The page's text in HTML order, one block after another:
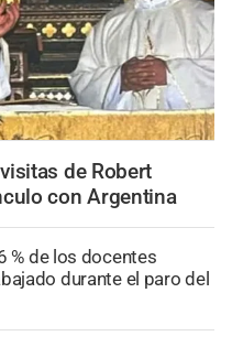
de Robert
con Argentina
% de los docentes
durante el paro del